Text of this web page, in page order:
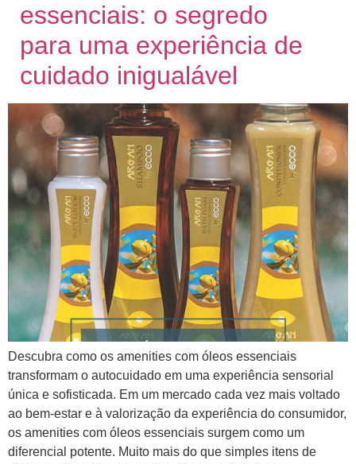
essenciais: o segredo
para uma experiência de
cuidado inigualável
Descubra como os amenities com óleos essenciais
transformam o autocuidado em uma experiência sensorial
única e sofisticada. Em um mercado cada vez mais voltado
ao bem-estar e à valorização da experiência do consumidor,
os amenities com óleos essenciais surgem como um
diferencial potente. Muito mais do que simples itens de